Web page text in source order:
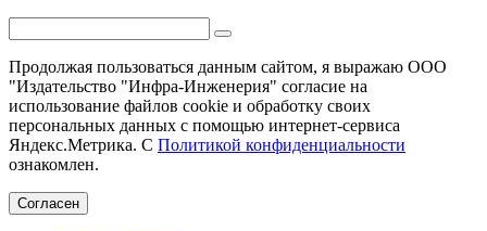
Продолжая пользоваться данным сайтом, я выражаю ООО
"Издательство "Инфра-Инженерия" согласие на
использование файлов cookie и обработку своих
персональных данных с помощью интернет-сервиса
Яндекс.Метрика. С Политикой конфиденциальности
ознакомлен.
Согласен